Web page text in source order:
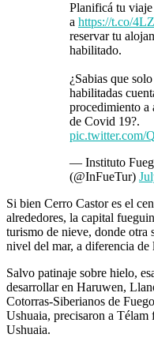
Planificá tu
a https://t.co/
reservar tu
habilitado.
¿Sabias que
habilitadas
procedimiento a
de Covid 19?.
pic.twitter.com/
— Instituto
(@InFueTur)
Si bien Cerro Castor es el
alrededores, la capital
turismo de nieve, donde otra
nivel del mar, a diferencia
Salvo patinaje sobre hielo,
desarrollar en Haruwen,
Cotorras-Siberianos de
Ushuaia, precisaron a
Ushuaia.